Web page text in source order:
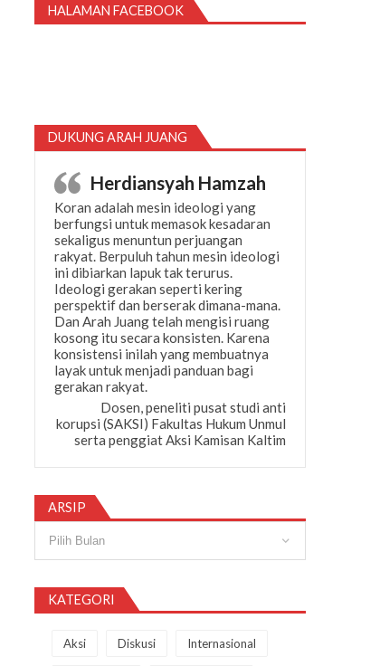
HALAMAN FACEBOOK
DUKUNG ARAH JUANG
Herdiansyah Hamzah
Koran adalah mesin ideologi yang
berfungsi untuk memasok kesadaran
sekaligus menuntun perjuangan
rakyat. Berpuluh tahun mesin ideologi
ini dibiarkan lapuk tak terurus.
Ideologi gerakan seperti kering
perspektif dan berserak dimana-mana.
Dan Arah Juang telah mengisi ruang
kosong itu secara konsisten. Karena
konsistensi inilah yang membuatnya
layak untuk menjadi panduan bagi
gerakan rakyat.
Dosen, peneliti pusat studi anti
korupsi (SAKSI) Fakultas Hukum Unmul
serta penggiat Aksi Kamisan Kaltim
ARSIP
KATEGORI
Aksi Diskusi Internasional